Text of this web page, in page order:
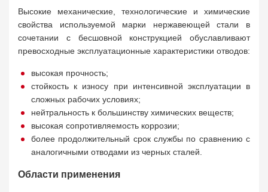
Высокие механические, технологические и химические
свойства используемой марки нержавеющей стали в
сочетании с бесшовной конструкцией обуславливают
превосходные эксплуатационные характеристики отводов:
высокая прочность;
стойкость к износу при интенсивной эксплуатации в
сложных рабочих условиях;
нейтральность к большинству химических веществ;
высокая сопротивляемость коррозии;
более продолжительный срок службы по сравнению с
аналогичными отводами из черных сталей.
Области применения